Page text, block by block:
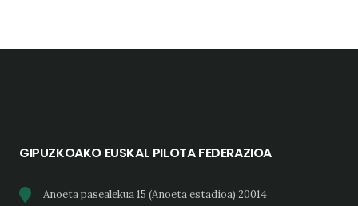
GIPUZKOAKO EUSKAL PILOTA FEDERAZIOA
Anoeta pasealekua 15 (Anoeta estadioa) 20014